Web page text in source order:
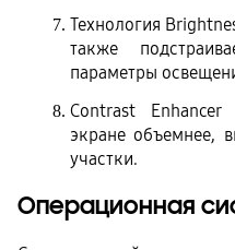
Технология
также
параметры
Contrast
экране объемнее,
участки.
Операционная